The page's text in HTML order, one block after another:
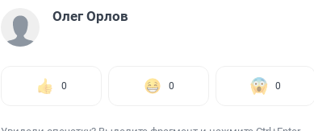
Олег Орлов
0 0 0